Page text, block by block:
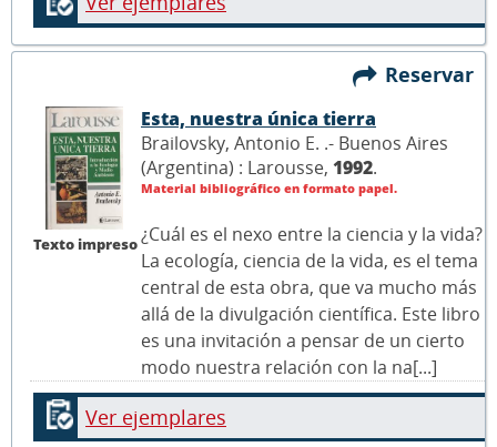
Reservar
Texto impreso
Esta, nuestra única tierra
Brailovsky, Antonio E. .- Buenos Aires
(Argentina) : Larousse, 1992.
Material bibliográfico en formato papel.
¿Cuál es el nexo entre la ciencia y la vida?
La ecología, ciencia de la vida, es el tema
central de esta obra, que va mucho más
allá de la divulgación científica. Este libro
es una invitación a pensar de un cierto
modo nuestra relación con la na[...]
Ver ejemplares